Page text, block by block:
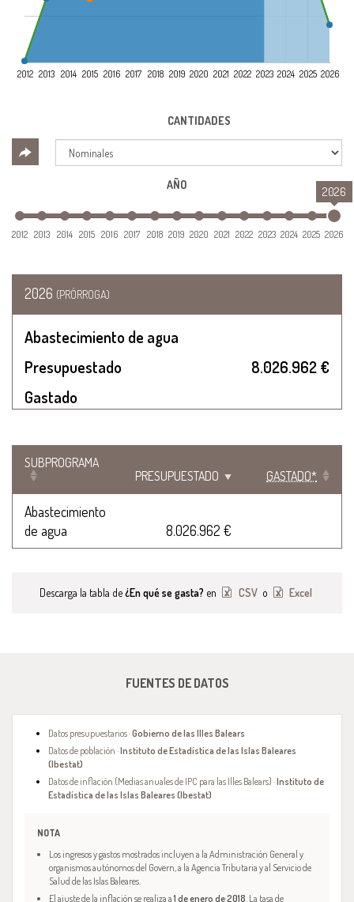
2012 2013 2014 2015 2016 2017 2018 2019 2020 2021 2022 2023 2024 2025 2026
CANTIDADES
AÑO 2026
2012 2013 2014 2015 2016 2017 2018 2019 2020 2021 2022 2023 2024 2025 2026
2026 (PRÓRROGA)
Abastecimiento de agua
Presupuestado
8.026.962 €
Gastado
SUBPROGRAMA
PRESUPUESTADO
GASTADO*
Abastecimiento
de agua
8.026.962 €
Descarga la tabla de¿En qué se gasta?en CSV o Excel
FUENTES DE DATOS
Datos presupuestarios ·Gobierno de las Illes Balears
Datos de población ·Instituto de Estadística de las Islas Baleares
(Ibestat)
Datos de inflación (Medias anuales de IPC para las Illes Balears) ·Instituto de
Estadística de las Islas Baleares (Ibestat)
NOTA
Los ingresos y gastos mostrados incluyen a la Administración General y
organismos autónomos del Govern, a la Agencia Tributaria y al Servicio de
Salud de las Islas Baleares.
El ajuste de la inflación se realiza a1 de enero de 2018. La tasa de